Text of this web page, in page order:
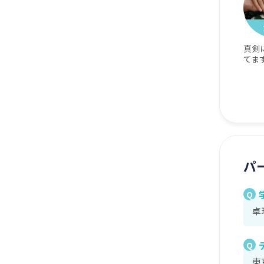
真剣
てま
パ
Q
卓
Q
東